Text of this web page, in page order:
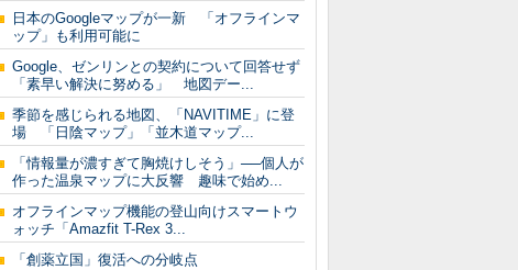
日本のGoogleマップが一新 「オフラインマ
ップ」も利用可能に
Google、ゼンリンとの契約について回答せず
「素早い解決に努める」 地図デー...
季節を感じられる地図、「NAVITIME」に登
場 「日陰マップ」「並木道マップ...
「情報量が濃すぎて胸焼けしそう」──個人が
作った温泉マップに大反響 趣味で始め...
オフラインマップ機能の登山向けスマートウ
ォッチ「Amazfit T-Rex 3...
「創薬立国」復活への分岐点